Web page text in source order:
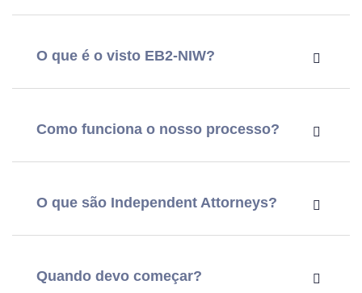
O que é o visto EB2-NIW?
Como funciona o nosso processo?
O que são Independent Attorneys?
Quando devo começar?